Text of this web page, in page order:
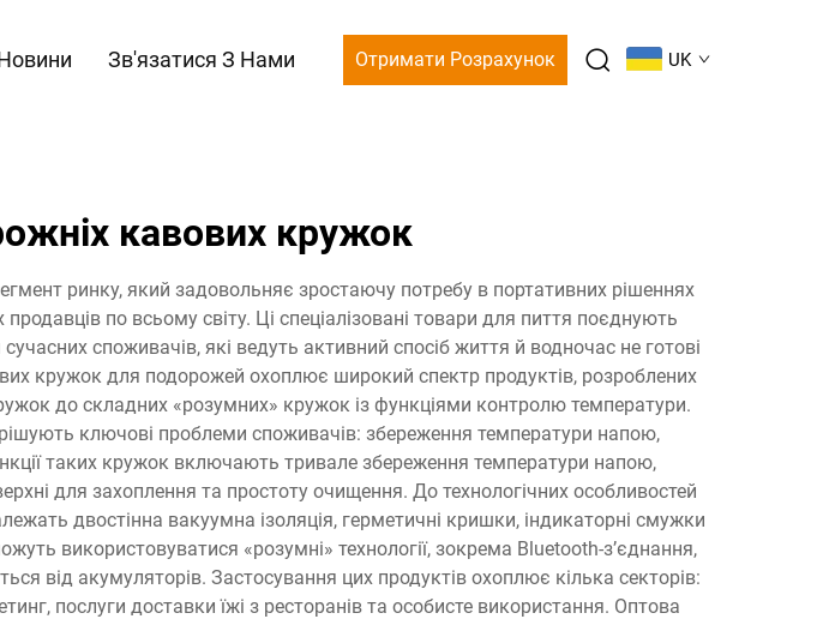
Зв'язатися З Нами Отримати Розрахунок UK
кавових кружок
ринку, який задовольняє зростаючу потребу в портативних рішеннях
по всьому світу. Ці спеціалізовані товари для пиття поєднують
споживачів, які ведуть активний спосіб життя й водночас не готові
кружок для подорожей охоплює широкий спектр продуктів, розроблених
до складних «розумних» кружок із функціями контролю температури.
ключові проблеми споживачів: збереження температури напою,
таких кружок включають тривале збереження температури напою,
для захоплення та простоту очищення. До технологічних особливостей
двостінна вакуумна ізоляція, герметичні кришки, індикаторні смужки
використовуватися «розумні» технології, зокрема Bluetooth-з’єднання,
від акумуляторів. Застосування цих продуктів охоплює кілька секторів:
послуги доставки їжі з ресторанів та особисте використання. Оптова